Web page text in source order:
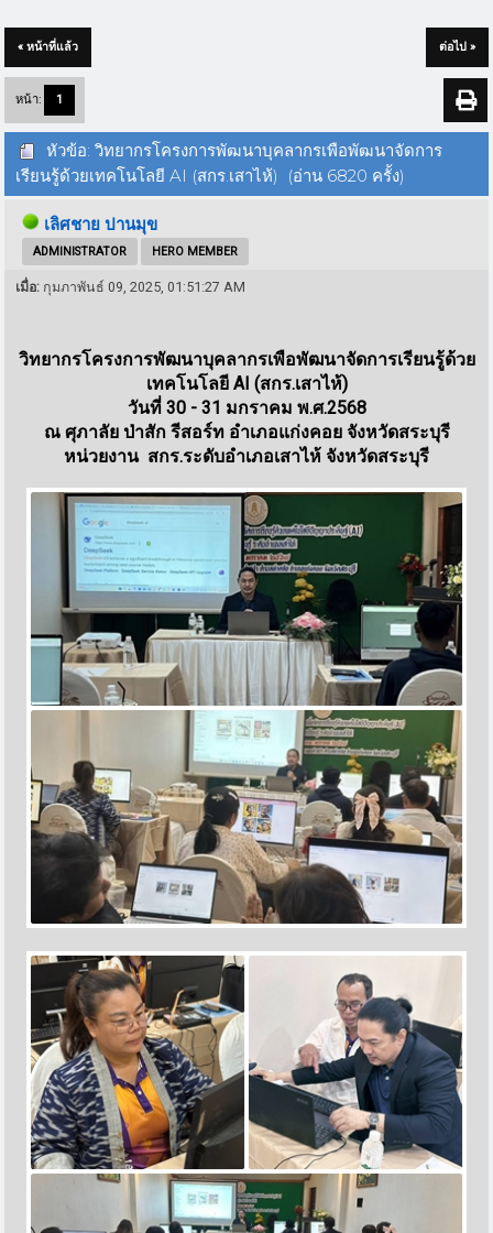
« หน้าที่แล้ว ต่อไป »
หน้า: 1
หัวข้อ: วิทยากรโครงการพัฒนาบุคลากรเพือพัฒนาจัดการ
เรียนรู้ด้วยเทคโนโลยี AI (สกร.เสาไห้) (อ่าน 6820 ครั้ง)
เลิศชาย ปานมุข
ADMINISTRATOR HERO MEMBER
เมื่อ: กุมภาพันธ์ 09, 2025, 01:51:27 AM
วิทยากรโครงการพัฒนาบุคลากรเพือพัฒนาจัดการเรียนรู้ด้วย
เทคโนโลยี AI (สกร.เสาไห้)
วันที่ 30 - 31 มกราคม พ.ศ.2568
ณ ศุภาลัย ป่าสัก รีสอร์ท อำเภอแก่งคอย จังหวัดสระบุรี
หน่วยงาน สกร.ระดับอำเภอเสาไห้ จังหวัดสระบุรี